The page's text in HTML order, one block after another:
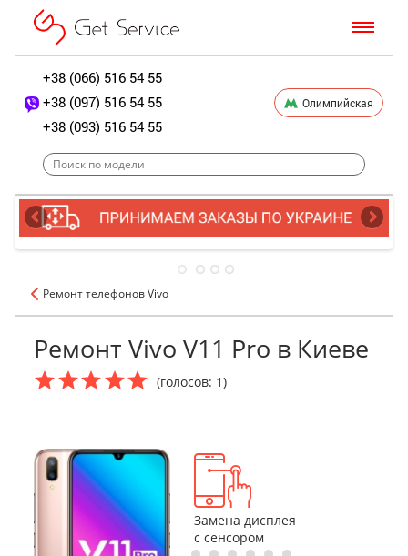
+38 (066) 516 54 55
+38 (097) 516 54 55
+38 (093) 516 54 55
Олимпийская
Ремонт телефонов Vivo
Ремонт Vivo V11 Pro в Киеве
(голосов: 1)
Замена
разъемов
Замена дисплея
с сенсором